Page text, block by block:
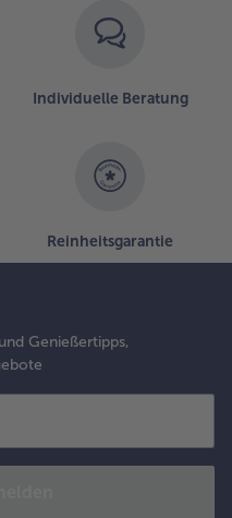
Individuelle Beratung
Reinheitsgarantie
Genießertipps,